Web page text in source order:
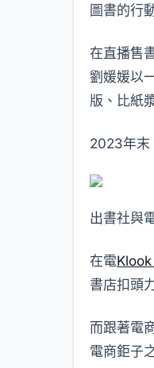
圖書的行
在直播售
劉媛媛以
版、比紙
2023年末
出書社與
在電
書店扣頭
而跟著電
電商鉅子